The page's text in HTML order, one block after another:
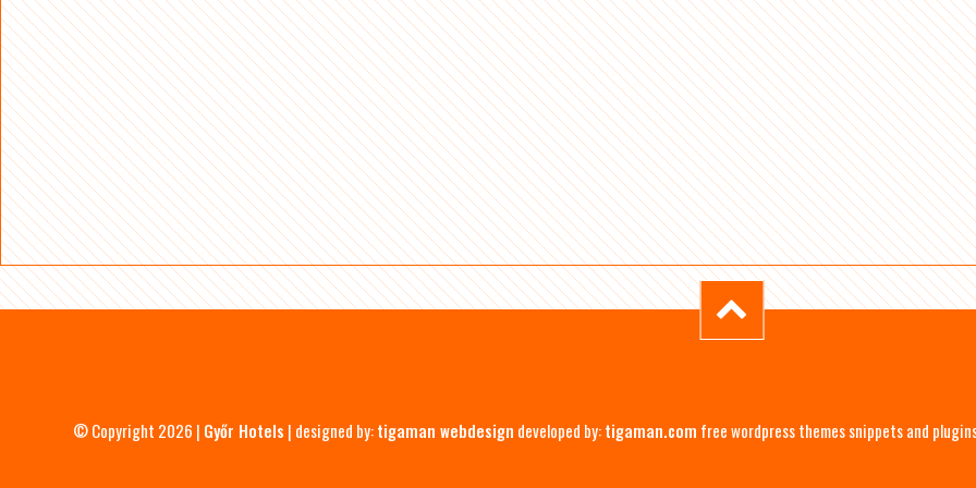
© Copyright 2026 | Győr Hotels | designed by:tigaman webdesign developed by:tigaman.com free wordpress themes snippets and